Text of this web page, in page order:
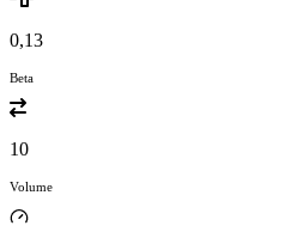
0,13
Beta
10
Volume